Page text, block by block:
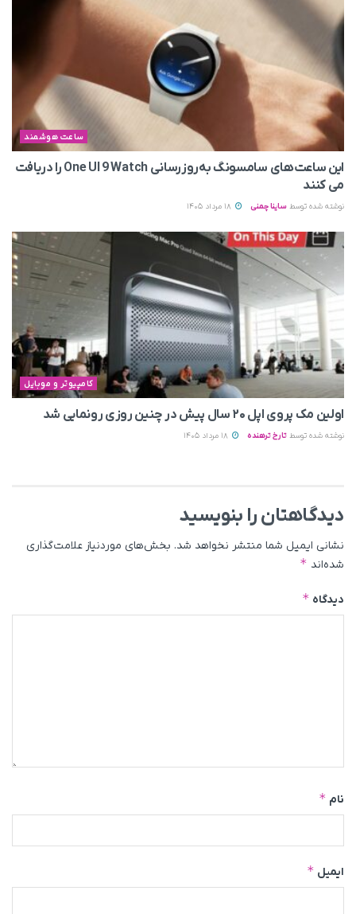
ساعت هوشمند
این ساعت‌های سامسونگ به‌روزرسانی One UI 9 Watch را دریافت
می کنند
نوشته شده توسط ساینا چمنی
کامپیوتر و موبایل
اولین مک پروی اپل ۲۰ سال پیش در چنین روزی رونمایی شد
نوشته شده توسط تارخ ترهنده
دیدگاهتان را بنویسید
نشانی ایمیل شما منتشر نخواهد شد. بخش‌های موردنیاز علامت‌گذاری
شده‌اند *
دیدگاه *
نام *
ایمیل *